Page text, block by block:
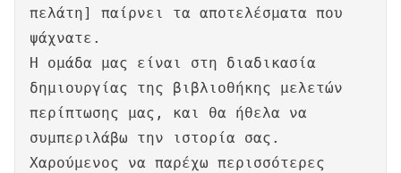
πελάτη] παίρνει τα αποτελέσματα που
ψάχνατε.
Η ομάδα μας είναι στη διαδικασία
δημιουργίας της βιβλιοθήκης μελετών
περίπτωσης μας, και θα ήθελα να
συμπεριλάβω την ιστορία σας.
Χαρούμενος να παρέχω περισσότερες